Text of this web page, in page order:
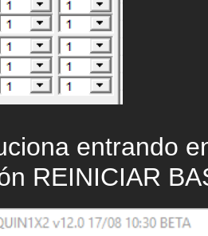
entrando
REINICIAR